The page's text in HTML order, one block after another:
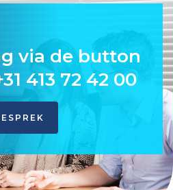
via de button
413 72 42 00